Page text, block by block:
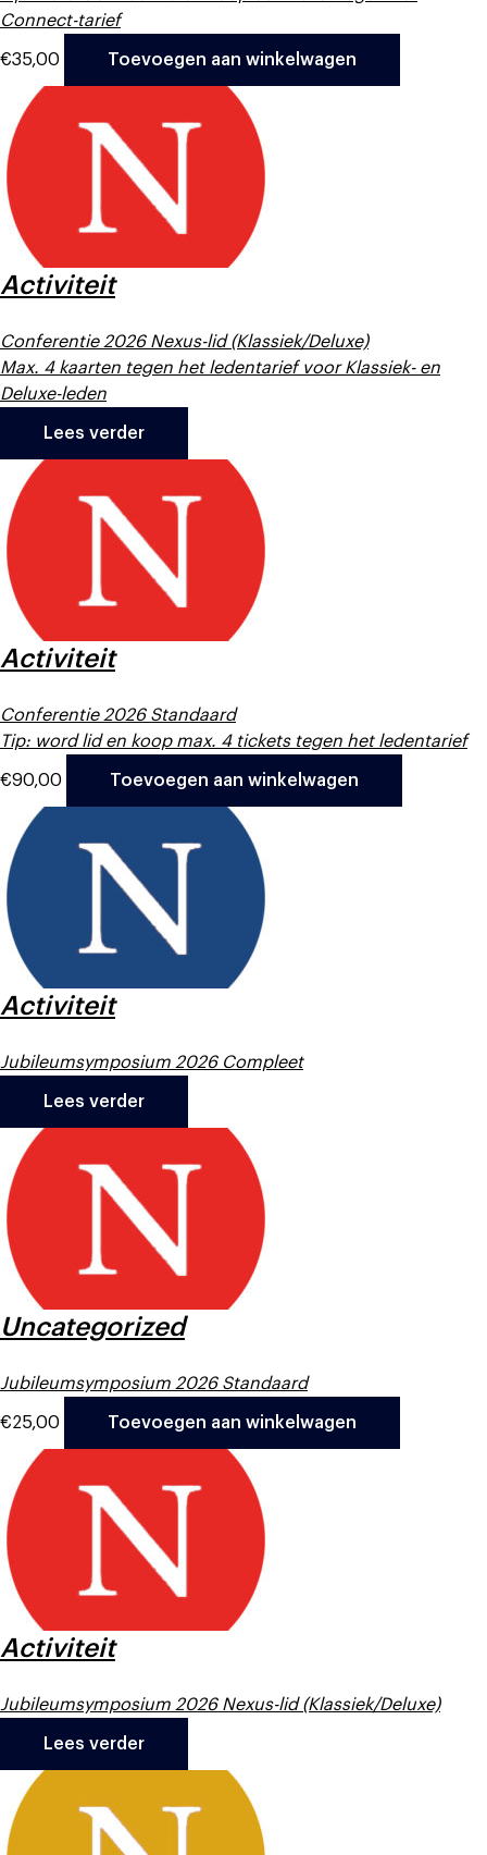
Connect-tarief
€35,00 Toevoegen aan winkelwagen
Activiteit
Conferentie 2026 Nexus-lid (Klassiek/Deluxe)
Max. 4 kaarten tegen het ledentarief voor Klassiek- en
Deluxe-leden
Lees verder
Activiteit
Conferentie 2026 Standaard
Tip: word lid en koop max. 4 tickets tegen het ledentarief
€90,00 Toevoegen aan winkelwagen
Activiteit
Jubileumsymposium 2026 Compleet
Lees verder
Uncategorized
Jubileumsymposium 2026 Standaard
€25,00 Toevoegen aan winkelwagen
Activiteit
Jubileumsymposium 2026 Nexus-lid (Klassiek/Deluxe)
Lees verder